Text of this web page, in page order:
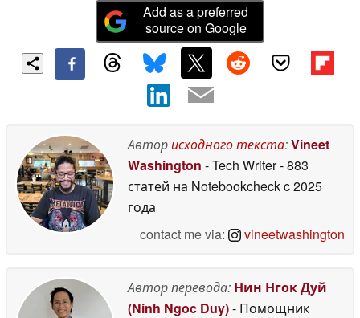
Add as a preferred
source on Google
Авторисходного текста:Vineet
Washington - Tech Writer- 883
статей на Notebookcheckc 2025
года
contact me via:
vineetwashington
Автор перевода: Нин Нгок Дуй
(Ninh Ngoc Duy)- Помощник